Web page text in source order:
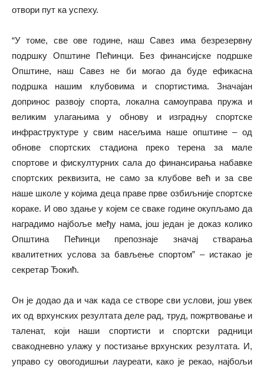
отвори пут ка успеху.
“У томе, све ове године, наш Савез има безрезервну
подршку Општине Пећинци. Без финансијске подршке
Општине, наш Савез не би могао да буде ефикасна
подршка нашим клубовима и спортистима. Значајан
допринос развоју спорта, локална самоуправа пружа и
великим улагањима у обнову и изградњу спортске
инфраструктуре у свим насељима наше општине – од
обнове спортских стадиона преко терена за мале
спортове и фискултурних сала до финансирања набавке
спортских реквизита, не само за клубове већ и за све
наше школе у којима деца праве прве озбиљније спортске
кораке. И ово здање у којем се сваке године окупљамо да
наградимо најбоље међу нама, још један је доказ колико
Општина Пећинци препознаје значај стварања
квалитетних услова за бављење спортом” – истакао је
секретар Ђокић.
Он је додао да и чак када се створе сви услови, још увек
их од врхунских резултата деле рад, труд, пожртвовање и
таленат, који наши спортисти и спортски радници
свакодневно улажу у постизање врхунских резултата. И,
управо су овогодишњи лауреати, како је рекао, најбољи